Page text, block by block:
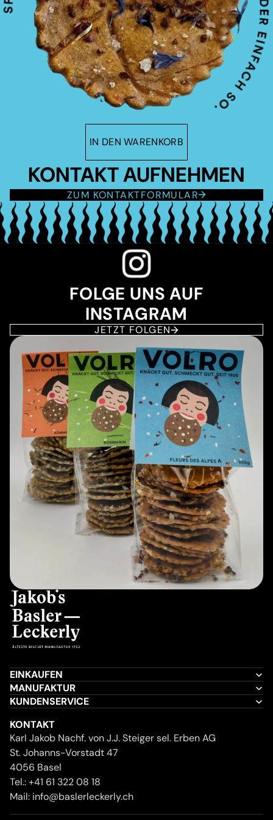
IN DEN WARENKORB
KONTAKT AUFNEHMEN
ZUM KONTAKTFORMULAR
FOLGE UNS AUF
INSTAGRAM
JETZT FOLGEN
EINKAUFEN
MANUFAKTUR
KUNDENSERVICE
KONTAKT
Karl Jakob Nachf. von J.J. Steiger sel. Erben AG
St. Johanns-Vorstadt 47
4056 Basel
Tel.:+41 61 322 08 18
Mail: info@baslerleckerly.ch